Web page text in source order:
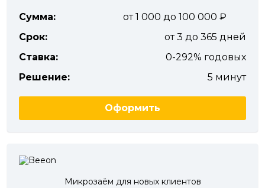
Сумма:
от 1 000 до 100 000
Срок:
от 3 до 365 дней
Ставка:
0-292% годовых
Решение:
5 минут
Оформить
Микрозаём для новых клиентов